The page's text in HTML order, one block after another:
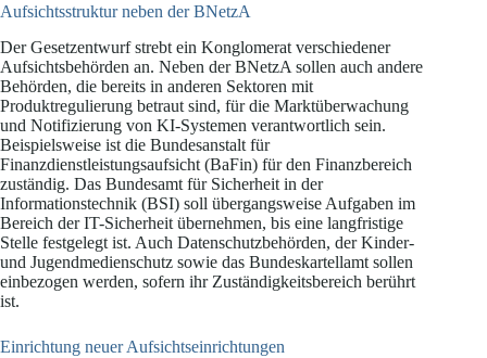
Aufsichtsstruktur neben der BNetzA
Der Gesetzentwurf strebt ein Konglomerat verschiedener
Aufsichtsbehörden an. Neben der BNetzA sollen auch andere
Behörden, die bereits in anderen Sektoren mit
Produktregulierung betraut sind, für die Marktüberwachung
und Notifizierung von KI-Systemen verantwortlich sein.
Beispielsweise ist die Bundesanstalt für
Finanzdienstleistungsaufsicht (BaFin) für den Finanzbereich
zuständig. Das Bundesamt für Sicherheit in der
Informationstechnik (BSI) soll übergangsweise Aufgaben im
Bereich der IT-Sicherheit übernehmen, bis eine langfristige
Stelle festgelegt ist. Auch Datenschutzbehörden, der Kinder-
und Jugendmedienschutz sowie das Bundeskartellamt sollen
einbezogen werden, sofern ihr Zuständigkeitsbereich berührt
ist.
Einrichtung neuer Aufsichtseinrichtungen